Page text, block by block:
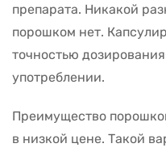
препарата. Никакой
порошком нет.
точностью
употреблении.
Преимущество
в низкой цене. Такой